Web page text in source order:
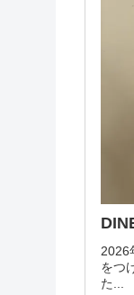
2026
をつ
た...